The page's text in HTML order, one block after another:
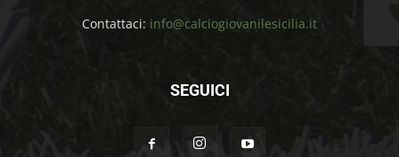
Contattaci: info@calciogiovanilesicilia.it
SEGUICI